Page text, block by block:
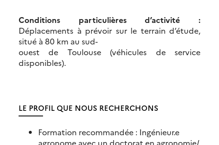
Conditions particulières d’activité :
Déplacements à prévoir sur le terrain d’étude,
situé à 80 km au sud-
ouest de Toulouse (véhicules de service
disponibles).
LE PROFIL QUE NOUS RECHERCHONS
Formation recommandée : Ingénieur.e
agronome avec un doctorat en agronomie/